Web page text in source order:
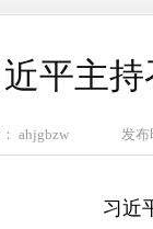
平主
ahjgbzw 发布时
习近